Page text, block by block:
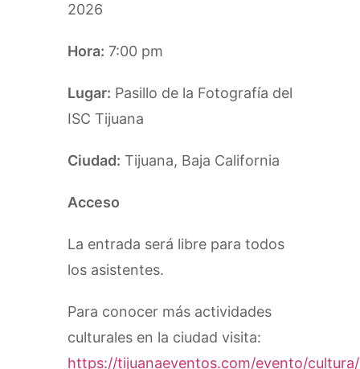
2026
Hora: 7:00 pm
Lugar: Pasillo de la Fotografía del
ISC Tijuana
Ciudad: Tijuana, Baja California
Acceso
La entrada será libre para todos
los asistentes.
Para conocer más actividades
culturales en la ciudad visita:
https://tijuanaeventos.com/evento/cultura/